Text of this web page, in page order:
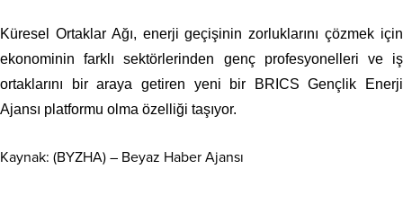
Küresel Ortaklar Ağı, enerji geçişinin zorluklarını çözmek için
ekonominin farklı sektörlerinden genç profesyonelleri ve iş
ortaklarını bir araya getiren yeni bir BRICS Gençlik Enerji
Ajansı platformu olma özelliği taşıyor.
Kaynak: (BYZHA) – Beyaz Haber Ajansı